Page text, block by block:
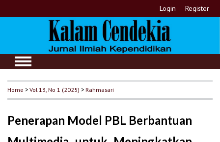
Login Register
Home >Vol 13, No 1 (2025) >Rahmasari
Penerapan Model PBL Berbantuan